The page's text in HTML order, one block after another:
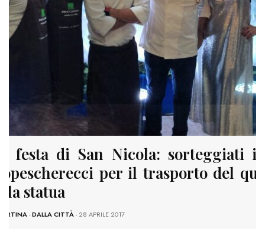
festa di San Nicola: sorteggiati i
per il trasporto del
statua
-DALLA CITTÀ- 28 APRILE 2017